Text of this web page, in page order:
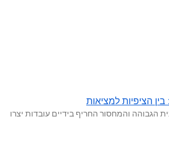
הציפיות למציאות
והמחסור החריף בידיים עובדות יצרו